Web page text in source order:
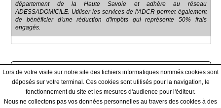
département de la Haute Savoie et adhère au réseau
ADESSADOMICILE. Utiliser les services de l'ADCR permet également
de bénéficier d'une réduction d'impôts qui représente 50% frais
engagés.
Afficher tous les prestataires
Qui sommes-nous ? - Contact - Conditions générales
Lors de votre visite sur notre site des fichiers informatiques nommés cookies sont
déposés sur votre terminal. Ces cookies sont utilisés pour la navigation, le
fonctionnement du site et les mesures d'audience pour l'éditeur.
Nous ne collectons pas vos données personnelles au travers des cookies à des